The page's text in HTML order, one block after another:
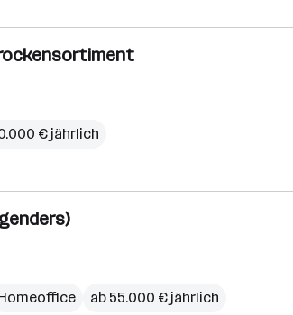
€ jährlich
ab 55.000 € jährlich